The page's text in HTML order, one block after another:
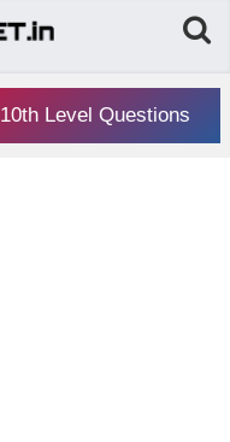
10th Level Questions